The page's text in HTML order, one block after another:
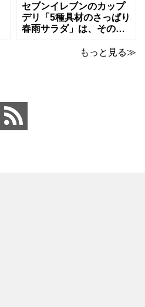
セブンイレブンのカップ
デリ「5種具材のさっぱり
春雨サラダ」は、その名
わいで、食欲がないとき
した食感と、具材
もっと見る≫